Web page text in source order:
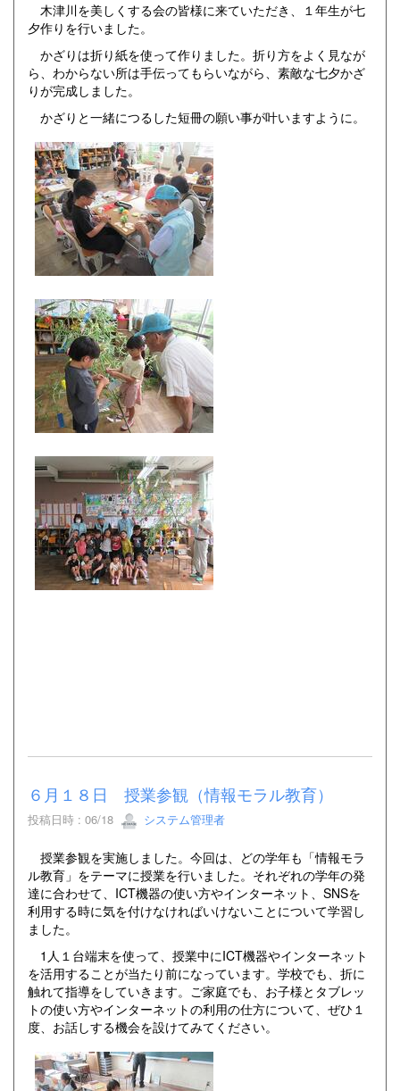
木津川を美しくする会の皆様に来ていただき、１年生が七
夕作りを行いました。
かざりは折り紙を使って作りました。折り方をよく見なが
ら、わからない所は手伝ってもらいながら、素敵な七夕かざ
りが完成しました。
かざりと一緒につるした短冊の願い事が叶いますように。
６月１８日 授業参観（情報モラル教育）
投稿日時 : 06/18 システム管理者
授業参観を実施しました。今回は、どの学年も「情報モラ
ル教育」をテーマに授業を行いました。それぞれの学年の発
達に合わせて、ICT機器の使い方やインターネット、SNSを
利用する時に気を付けなければいけないことについて学習し
ました。
1人１台端末を使って、授業中にICT機器やインターネット
を活用することが当たり前になっています。学校でも、折に
触れて指導をしていきます。ご家庭でも、お子様とタブレッ
トの使い方やインターネットの利用の仕方について、ぜひ１
度、お話しする機会を設けてみてください。